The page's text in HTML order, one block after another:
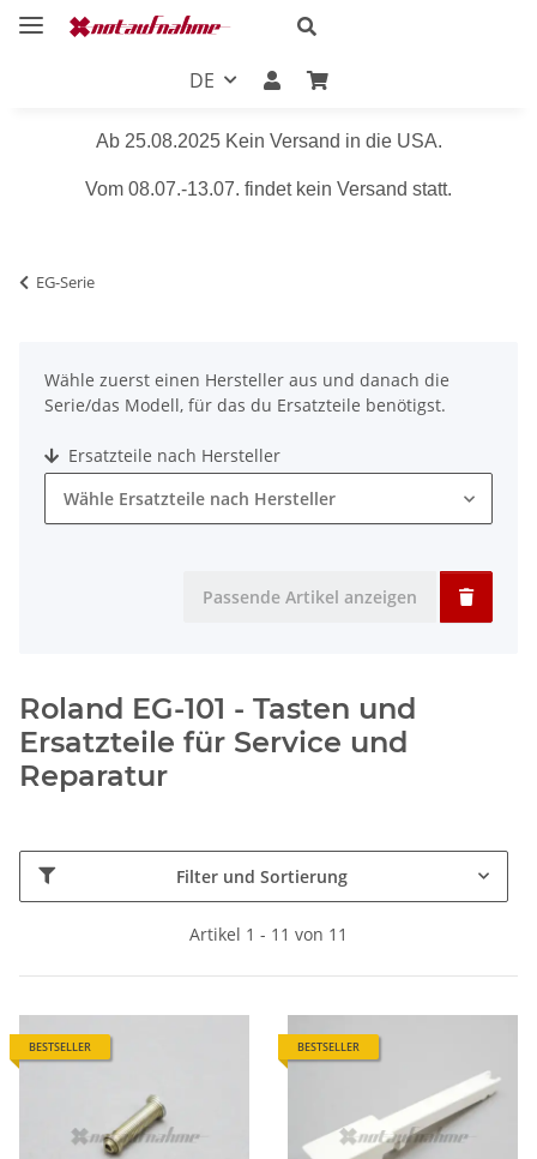
DE
Ab 25.08.2025 Kein Versand in die USA.
Vom 08.07.-13.07. findet kein Versand statt.
EG-Serie
Wähle zuerst einen Hersteller aus und danach die
Serie/das Modell, für das du Ersatzteile benötigst.
Ersatzteile nach Hersteller
Wähle Ersatzteile nach Hersteller
Passende Artikel anzeigen
Roland EG-101 - Tasten und
Ersatzteile für Service und
Reparatur
Filter und Sortierung
Artikel 1 - 11 von 11
BESTSELLER BESTSELLER